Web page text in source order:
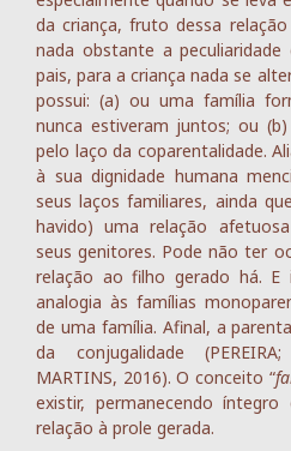
da criança, fruto dessa
nada obstante a
pais, para a criança nada se
possui: (a) ou uma família
nunca estiveram juntos; ou
pelo laço da coparentalidade.
à sua dignidade humana
seus laços familiares, ainda
havido) uma relação
seus genitores. Pode não ter
relação ao filho gerado há.
analogia às famílias
de uma família. Afinal, a
da conjugalidade (PEREIRA;
MARTINS, 2016). O conceito “
existir, permanecendo
relação à prole gerada.